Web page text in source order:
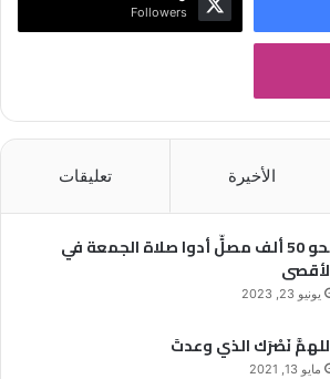
Followers
الأخيرة تعليقات
نحو 50 ألف مصلٍّ أدوا صلاة الجمعة في
يونيو 23, 2023
نَصْرَك الذي وعدتَ
مايو 13, 2021